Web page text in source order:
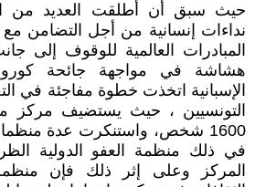
حيث سبق أن أطلقت العديد من
نداءات إنسانية من أجل التضامن
المبادرات العالمية للوقوف إلى
هشاشة في مواجهة جائحة
الإسبانية اتخذت خطوة مفاجئة في
التونسيين ، حيث يستضيف مركز
1600 شخص، واستنكرت عدة
في ذلك منظمة العفو الدولية
المركز وعلى إثر ذلك فإن